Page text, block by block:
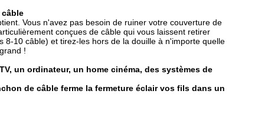
Vous n'avez pas besoin de ruiner votre couverture de
conçues de câble qui vous laissent retirer
10 câble) et tirez-les hors de la douille à n'importe quelle
!
un ordinateur, un home cinéma, des systèmes de
de câble ferme la fermeture éclair vos fils dans un